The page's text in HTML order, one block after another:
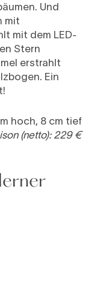
Und
mit
mit dem LED-
Stern
erstrahlt
Ein
hoch, 8 cm tief
(netto): 229 €